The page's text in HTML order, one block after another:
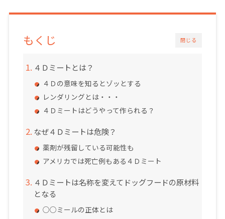
閉じる
もくじ
４Ｄミートとは？
４Ｄの意味を知るとゾッとする
レンダリングとは・・・
４Ｄミートはどうやって作られる？
なぜ４Ｄミートは危険？
薬剤が残留している可能性も
アメリカでは死亡例もある４Ｄミート
４Ｄミートは名称を変えてドッグフードの原材料
となる
○○ミールの正体とは